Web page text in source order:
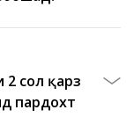
2 сол қарз
пардохт